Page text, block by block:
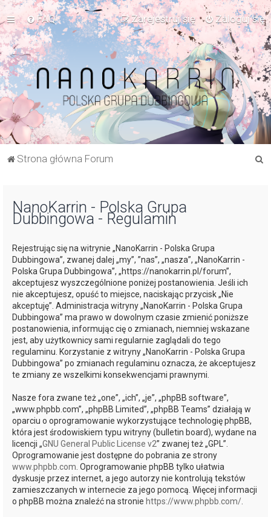
FAQ Zaloguj się
Zarejestruj się
Strona główna Forum
NanoKarrin - Polska Grupa
Dubbingowa - Regulamin
Rejestrując się na witrynie „NanoKarrin - Polska Grupa
Dubbingowa”, zwanej dalej „my”, ”nas”, „nasza”, „NanoKarrin -
Polska Grupa Dubbingowa”, „https://nanokarrin.pl/forum”,
akceptujesz wyszczególnione poniżej postanowienia. Jeśli ich
nie akceptujesz, opuść to miejsce, naciskając przycisk „Nie
akceptuję”. Administracja witryny „NanoKarrin - Polska Grupa
Dubbingowa” ma prawo w dowolnym czasie zmienić poniższe
postanowienia, informując cię o zmianach, niemniej wskazane
jest, aby użytkownicy sami regularnie zaglądali do tego
regulaminu. Korzystanie z witryny „NanoKarrin - Polska Grupa
Dubbingowa” po zmianach regulaminu oznacza, że akceptujesz
te zmiany ze wszelkimi konsekwencjami prawnymi.
Nasze fora zwane też „one”, „ich”, „je”, „phpBB software”,
„www.phpbb.com”, „phpBB Limited”, „phpBB Teams” działają w
oparciu o oprogramowanie wykorzystujące technologię phpBB,
która jest środowiskiem typu witryny (bulletin board), wydane na
licencji „GNU General Public License v2” zwanej też „GPL”.
Oprogramowanie jest dostępne do pobrania ze strony
www.phpbb.com. Oprogramowanie phpBB tylko ułatwia
dyskusje przez internet, a jego autorzy nie kontrolują tekstów
zamieszczanych w internecie za jego pomocą. Więcej informacji
o phpBB można znaleźć na stronie https://www.phpbb.com/.